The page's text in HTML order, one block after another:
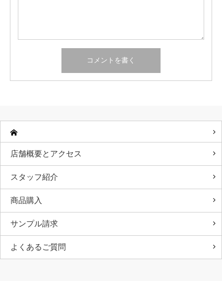
店舗概要とアクセス
スタッフ紹介
商品購入
サンプル請求
よくあるご質問